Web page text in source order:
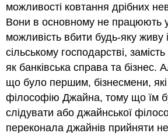
можливості ковтання дрібних
Вони в основному не працюють
можливість вбити будь-яку живу
сільському господарстві,
як банківська справа та бізнес.
що було першим, бізнесмени,
філософію Джайна, тому що їм
слідувати або джайнської
переконала джайнів прийняти